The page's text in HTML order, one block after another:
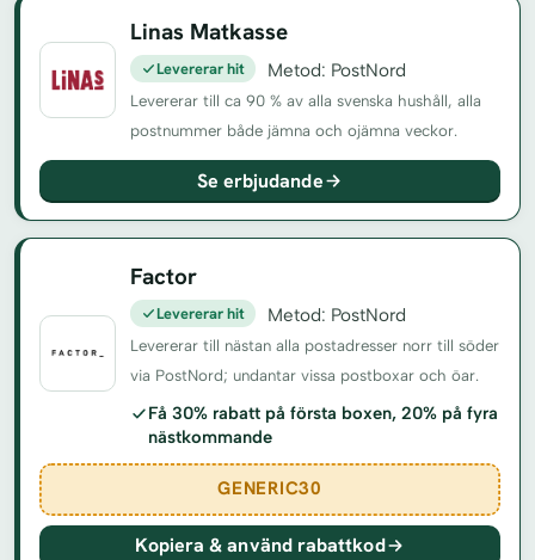
Linas Matkasse
Levererar hit Metod: PostNord
Levererar till ca 90 % av alla svenska hushåll, alla
postnummer både jämna och ojämna veckor.
Se erbjudande
Factor
Levererar hit Metod: PostNord
Levererar till nästan alla postadresser norr till söder
via PostNord; undantar vissa postboxar och öar.
Få 30% rabatt på första boxen, 20% på fyra
nästkommande
GENERIC30
Kopiera & använd rabattkod